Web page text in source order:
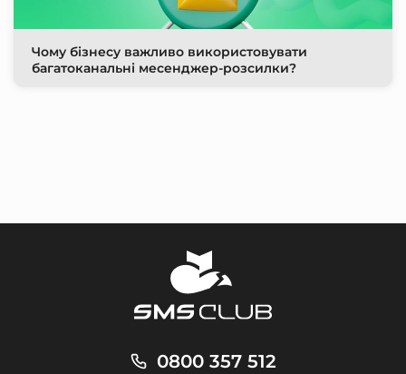
Чому бізнесу важливо використовувати
багатоканальні месенджер-розсилки?
0800 357 512